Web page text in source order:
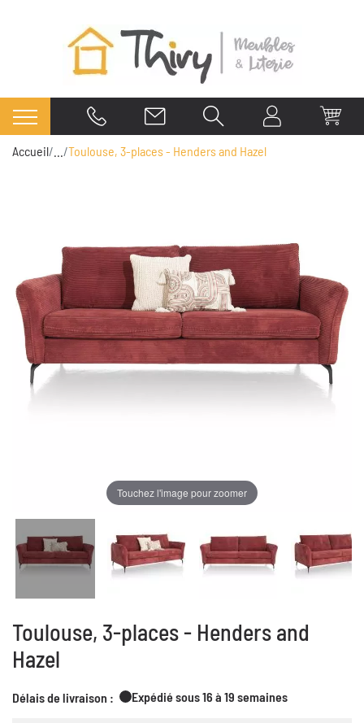
Accueil Toulouse, 3-places - Henders and Hazel
Touchez l'image pour zoomer
Toulouse, 3-places - Henders and
Hazel
Délais de livraison : Expédié sous 16 à 19 semaines